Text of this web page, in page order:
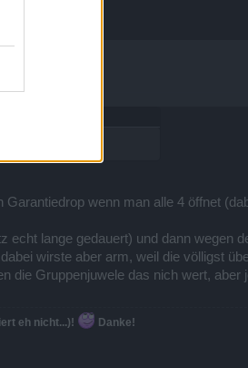
wenn man alle 4 öffnet
echt lange gedauert) und dann wegen
wirste aber arm, weil die völligst
die Gruppenjuwele das nich wert, aber
eh nicht...)! Danke!